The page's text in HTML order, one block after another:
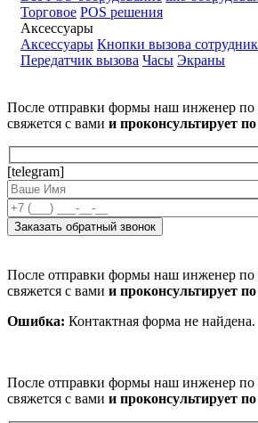
Торговое POS решения
Аксессуары
Аксессуары Кнопки вызова
Передатчик вызова Часы Экраны
После отправки формы наш инженер по
свяжется с вами и проконсультирует
[telegram]
После отправки формы наш инженер по
свяжется с вами и проконсультирует
Ошибка: Контактная форма не найдена.
После отправки формы наш инженер по
свяжется с вами и проконсультирует